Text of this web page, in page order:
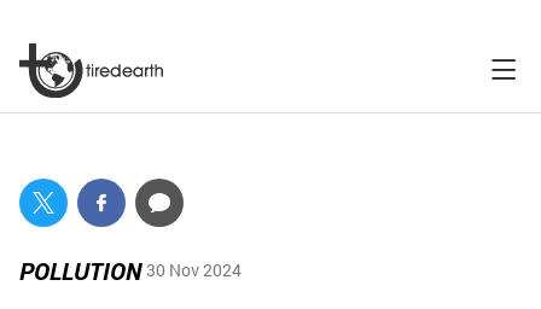
POLLUTION 30 Nov 2024